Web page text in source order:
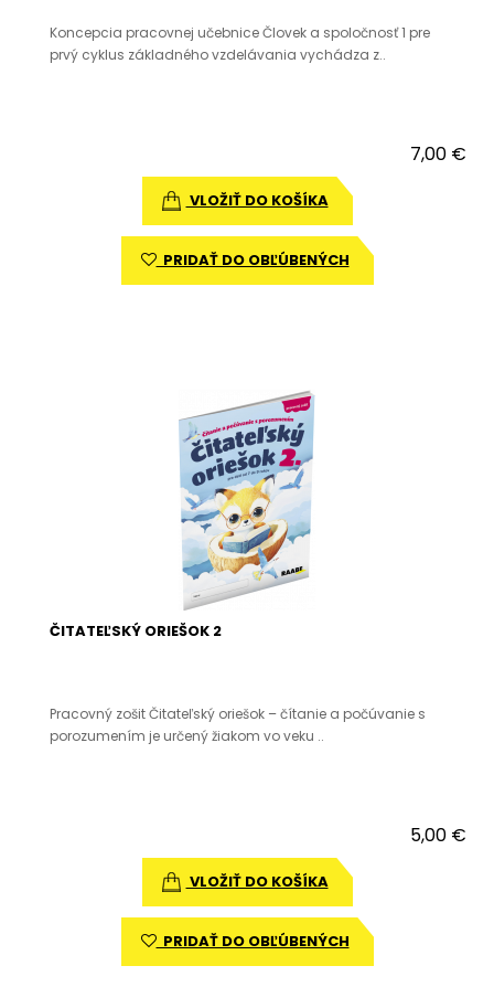
Koncepcia pracovnej učebnice Človek a spoločnosť 1 pre
prvý cyklus základného vzdelávania vychádza z..
7,00 €
VLOŽIŤ DO KOŠÍKA
PRIDAŤ DO OBĽÚBENÝCH
ČITATEĽSKÝ ORIEŠOK 2
Pracovný zošit Čitateľský oriešok – čítanie a počúvanie s
porozumením je určený žiakom vo veku ..
5,00 €
VLOŽIŤ DO KOŠÍKA
PRIDAŤ DO OBĽÚBENÝCH